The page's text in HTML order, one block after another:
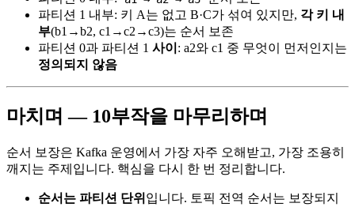
파티션 1 내부: 키 A는 없고 B·C가 섞여 있지만, 각 키 내
부(b1→b2, c1→c2→c3)는 순서 보존
파티션 0과 파티션 1 사이 : a2와 c1 중 무엇이 먼저인지는
정의되지 않음
마치며 — 10부작을 마무리하며
순서 보장은 Kafka 운영에서 가장 자주 오해받고, 가장 조용히
깨지는 주제입니다. 핵심을 다시 한 번 정리합니다.
순서는 파티션 단위 입니다. 토픽 전역 순서는 보장되지